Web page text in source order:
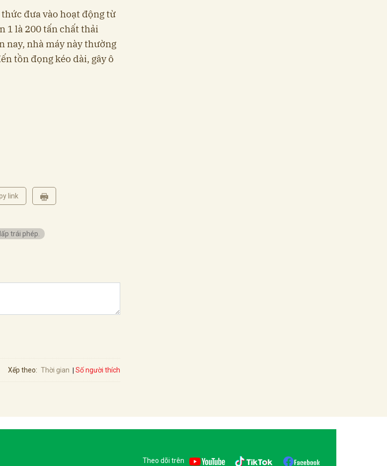
đưa vào hoạt động từ
1 là 200 tấn chất thải
nay, nhà máy này thường
tồn đọng kéo dài, gây ô
link
trái phép.
Xếp theo: Thời gian Số người thích
Theo dõi trên